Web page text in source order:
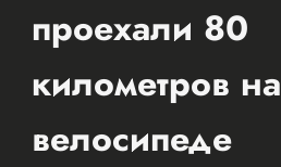
проехали 80
километров на
велосипеде